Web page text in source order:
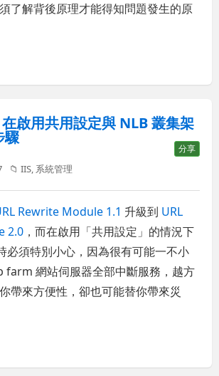
了解背後原理才能得知問題發生的原
啟用共用設定與 NLB 叢集架
驟
分享
📁IIS, 系統管理
Rewrite Module 1.1 升級到 URL
2.0 ，而在啟用「共用設定」的情況下
必須特別小心，因為很有可能一不小
farm 網站伺服器全部中斷服務，越方
帶來方便性，卻也可能替你帶來災